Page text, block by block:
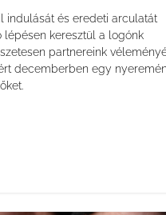
indulását és eredeti arculatát
keresztül a logónk
partnereink
decemberben egy